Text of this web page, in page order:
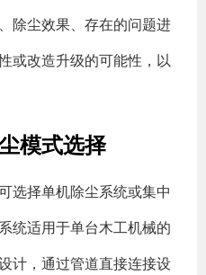
除尘效果、存在的问题进
或改造升级的可能性，以
模式选择
选择单机除尘系统或集中
统适用于单台木工机械的
计，通过管道直接连接设